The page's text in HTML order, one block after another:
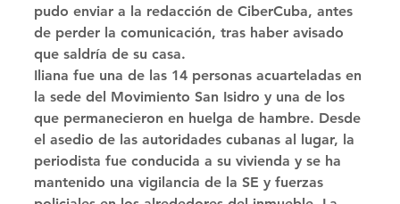
pudo enviar a la redacción de CiberCuba, antes
de perder la comunicación, tras haber avisado
que saldría de su casa.
Iliana fue una de las 14 personas acuarteladas en
la sede del Movimiento San Isidro y una de los
que permanecieron en huelga de hambre. Desde
el asedio de las autoridades cubanas al lugar, la
periodista fue conducida a su vivienda y se ha
mantenido una vigilancia de la SE y fuerzas